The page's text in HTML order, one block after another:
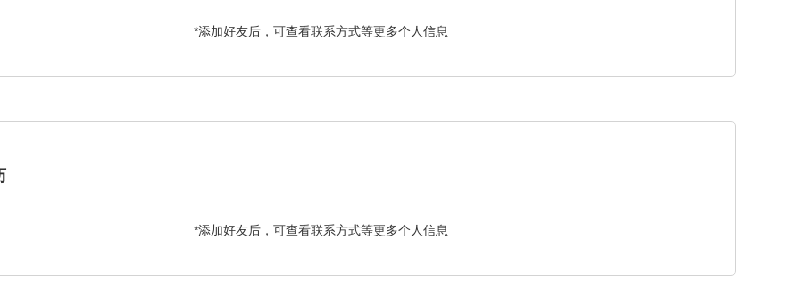
*添加好友后，可查看联系方式等更多个人信息
*添加好友后，可查看联系方式等更多个人信息